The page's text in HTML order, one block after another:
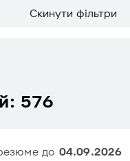
Скинути фільтри
576
до 04.09.2026